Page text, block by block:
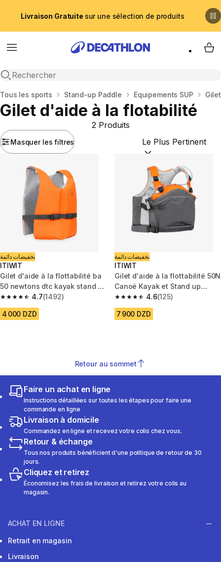
Livraison Gratuite sur une sélection de produits
Menu
Recherche ouverte
My
Accueil
Tous les sports Stand-up Paddle Equipements SUP
Gilet d'aide à la flotabilité
Masquer les filtres
2 Produits
Trier par :(optional)
تخفيضات دائمة
ITIWIT
Gilet d'aide à la flottabilité ba
50 newtons dtc kayak stand up
paddle dériveur
4.7
4.7 out of 5 stars from 1492 reviews
(1492)
4 000 DZD
تخفيضات دائمة
ITIWIT
Gilet d'aide à la flottabilité 50N
Canoë Kayak et Stand up
paddle à poches
4.6
4.6 out of 5 stars from 125
(125)
7 900 DZD
Retour au sommet
Faire un achat en ligne
Instructions détaillées sur toutes les étapes pour faire une
commande en ligne
Livraison à domicile
Commandez en ligne et recevez votre colis chez vous.
Retour & échange
Tous nos produits bénéficient d'une politique de retour de 30
jours.
Cliquez et retirez
Économisez les frais de livraison et retirez votre colis au
magasin.
ACHAT EN LIGNE
Retrait en magasin
Livraison